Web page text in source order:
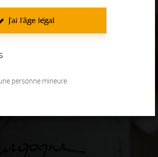
J'ai l'âge légal
personne mineure